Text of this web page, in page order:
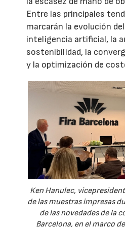
Entre las principales
marcarán la evolución
inteligencia artificial, la
sostenibilidad, la
y la optimización de
Ken Hanulec,
de las muestras impresas
de las novedades de la
Barcelona, en el marco